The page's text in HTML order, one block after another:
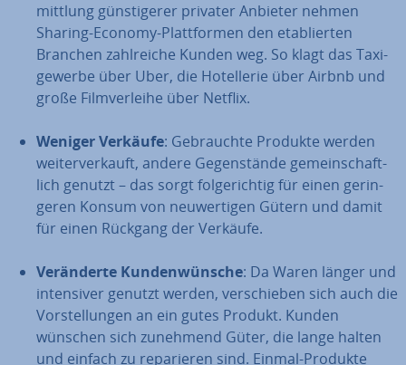
mitt­lung güns­ti­ge­rer privater Anbieter nehmen
Sharing-Economy-Platt­for­men den eta­blier­ten
Branchen zahl­rei­che Kunden weg. So klagt das Ta­xi­
ge­wer­be über Uber, die Ho­tel­le­rie über Airbnb und
große Film­ver­lei­he über Netflix.
Weniger Verkäufe: Ge­brauch­te Produkte werden
wei­ter­ver­kauft, andere Ge­gen­stän­de ge­mein­schaft­
lich genutzt – das sorgt fol­ge­rich­tig für einen ge­rin­
ge­ren Konsum von neu­wer­ti­gen Gütern und damit
für einen Rückgang der Verkäufe.
Ver­än­der­te Kun­den­wün­sche: Da Waren länger und
in­ten­si­ver genutzt werden, ver­schie­ben sich auch die
Vor­stel­lun­gen an ein gutes Produkt. Kunden
wünschen sich zunehmend Güter, die lange halten
und einfach zu re­pa­rie­ren sind. Einmal-Produkte